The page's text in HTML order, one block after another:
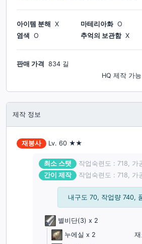
아이템 분해 X 마테리아화 O
염색
O 추억의 보관함 X
판매 가격
834 길
HQ 제작 가능
제작 정보
재봉사 Lv. 60 ★★
최소 스탯
작업숙련도 : 718, 가
간이 제작
작업숙련도 : 718, 가
내구도 70, 작업량 740,
별비단(3) x 2
누에실 x 2